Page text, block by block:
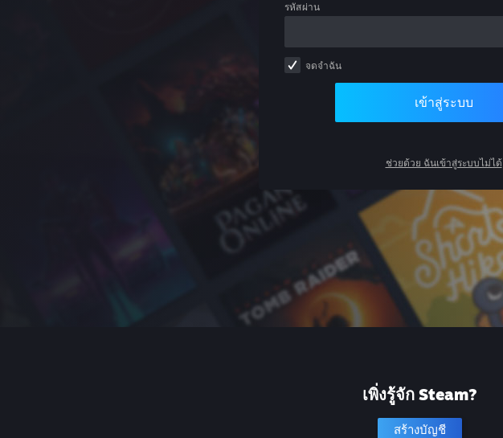
รหัสผ่าน
จดจำฉัน
เข้าสู่ระบบ
ช่วยด้วย ฉันเข้าสู่ระบบไม่ได้
เพิ่งรู้จัก Steam?
สร้างบัญชี